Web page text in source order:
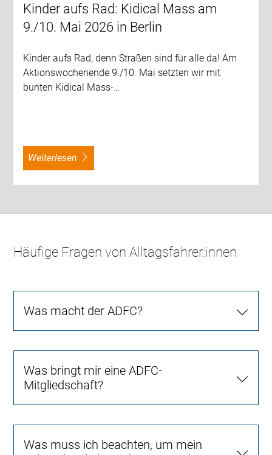
Kinder aufs Rad: Kidical Mass am
9./10. Mai 2026 in Berlin
Kinder aufs Rad, denn Straßen sind für alle da! Am
Aktionswochenende 9./10. Mai setzten wir mit
bunten Kidical Mass-…
weiterlesen
Häufige Fragen von Alltagsfahrer:innen
Was macht der ADFC?
Was bringt mir eine ADFC-
Mitgliedschaft?
Was muss ich beachten, um mein